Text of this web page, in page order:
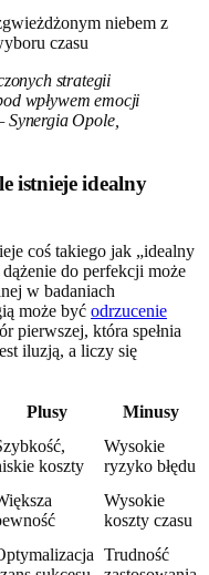
strategii
wpływem emocji
Opole,
istnieje idealny
coś takiego jak „idealny
do perfekcji może
w badaniach
może być odrzucenie
pierwszej, która spełnia
iluzją, a liczy się
Plusy Minusy
koszty
Wysokie
ryzyko błędu
Wysokie
koszty czasu
Trudność